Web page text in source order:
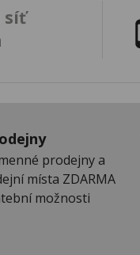
síť
prodejny a
místa ZDARMA
možnosti